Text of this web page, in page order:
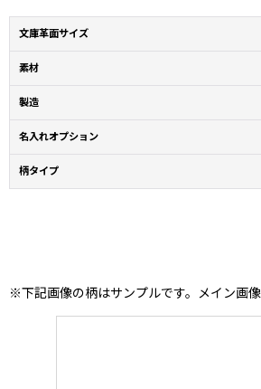
文庫革面サイズ
素材
製造
名入れオプション
柄タイプ
※下記画像の柄はサンプルです。メイン画像